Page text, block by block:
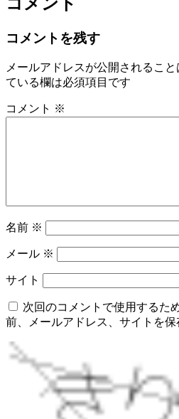
コメントを残す
メールアドレスが公開されること
ている欄は必須項目です
コメント ※
名前 ※
メール ※
サイト
次回のコメントで使用するた
前、メールアドレス、サイトを保